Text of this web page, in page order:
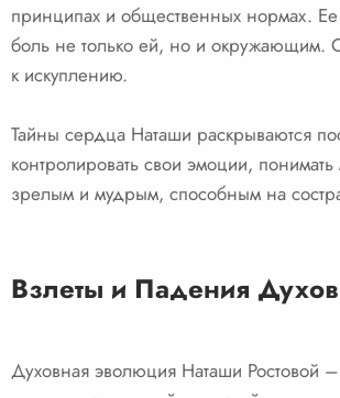
принципах и общественных нормах. Ее
боль не только ей, но и окружающим.
к искуплению.
Тайны сердца Наташи раскрываются
контролировать свои эмоции,
зрелым и мудрым, способным на
Взлеты и Падения
Духовная эволюция Наташи Ростовой